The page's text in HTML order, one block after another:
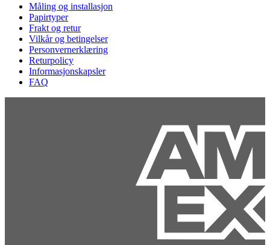
Måling og installasjon
Papirtyper
Frakt og retur
Vilkår og betingelser
Personvernerklæring
Returpolicy
Informasjonskapsler
FAQ